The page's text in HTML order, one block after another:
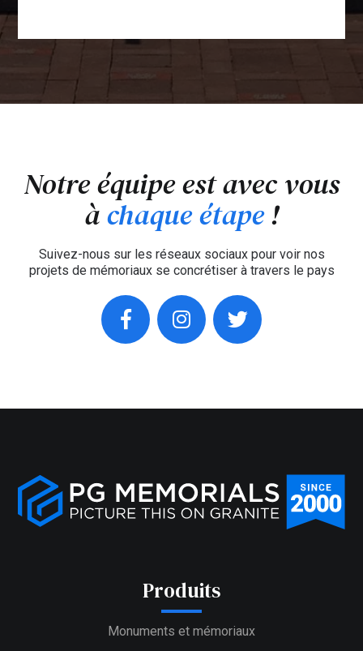
Notre équipe est avec vous
àchaque étape!
Suivez-nous sur les réseaux sociaux pour voir nos
projets de mémoriaux se concrétiser à travers le pays
Produits
Monuments et mémoriaux